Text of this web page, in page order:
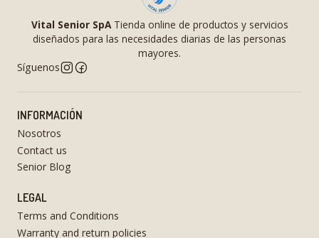
Vital Senior SpATienda online de productos y servicios
diseñados para las necesidades diarias de las personas
mayores.
Síguenos
INFORMACIÓN
Nosotros
Contact us
Senior Blog
LEGAL
Terms and Conditions
Warranty and return policies